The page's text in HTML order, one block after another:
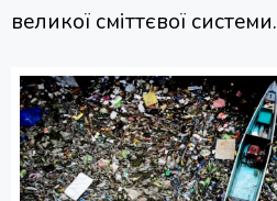
великої сміттєвої системи.